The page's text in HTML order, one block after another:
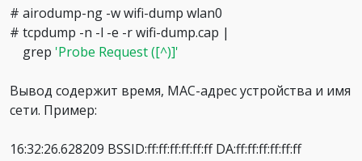
# airodump-ng -w wifi-dump wlan0
# tcpdump -n -l -e -r wifi-dump.cap |
grep 'Probe Request ([^)]'
Вывод содержит время, MAC-адрес устройства и имя
сети. Пример:
16:32:26.628209 BSSID:ff:ff:ff:ff:ff:ff DA:ff:ff:ff:ff:ff:ff